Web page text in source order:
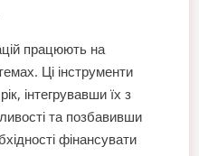
працюють на
Ці інструменти
інтегрувавши їх з
та позбавивши
фінансувати